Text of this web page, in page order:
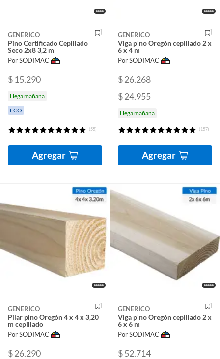
GENERICO
Pino Certificado Cepillado
Seco 2x8 3,2 m
Por SODIMAC
$ 15.290
Llega mañana
ECO
(55)
Agregar
GENERICO
Viga pino Oregón cepillado 2 x
6 x 4 m
Por SODIMAC
$ 26.268
$ 24.955
Llega mañana
(157)
Agregar
GENERICO
Pilar pino Oregón 4 x 4 x 3,20
m cepillado
Por SODIMAC
$ 26.290
GENERICO
Viga pino Oregón cepillado 2 x
6 x 6 m
Por SODIMAC
$ 52.714